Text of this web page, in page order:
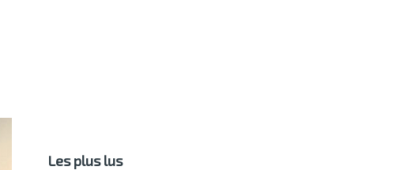
Les plus lus